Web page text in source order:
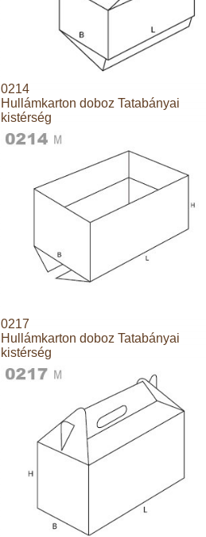
0214
Hullámkarton doboz Tatabányai
kistérség
0217
Hullámkarton doboz Tatabányai
kistérség